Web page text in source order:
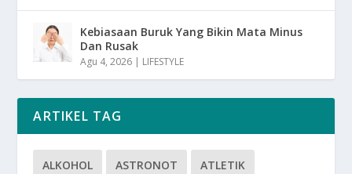
Kebiasaan Buruk Yang Bikin Mata Minus
Dan Rusak
Agu 4, 2026 | LIFESTYLE
ARTIKEL TAG
ALKOHOL ASTRONOT ATLETIK